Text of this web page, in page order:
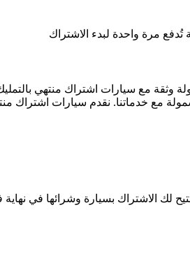
مرة واحدة لبدء الاشتراك
مع خدماتنا. نقدم سيارات اشتراك
لك الاشتراك بسيارة وشرائها في